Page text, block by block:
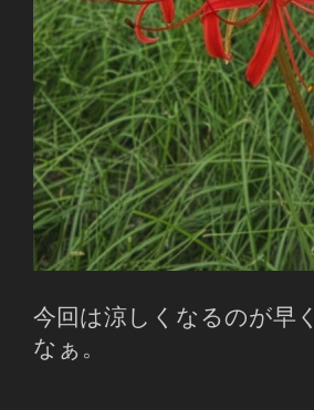
今回は涼しくなるのが早
なぁ。